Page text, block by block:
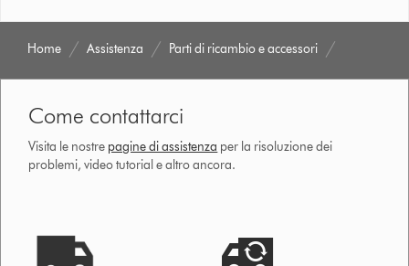
Home Assistenza Parti di ricambio e accessori
Come contattarci
Visita le nostre pagine di assistenza per la risoluzione dei
problemi, video tutorial e altro ancora.